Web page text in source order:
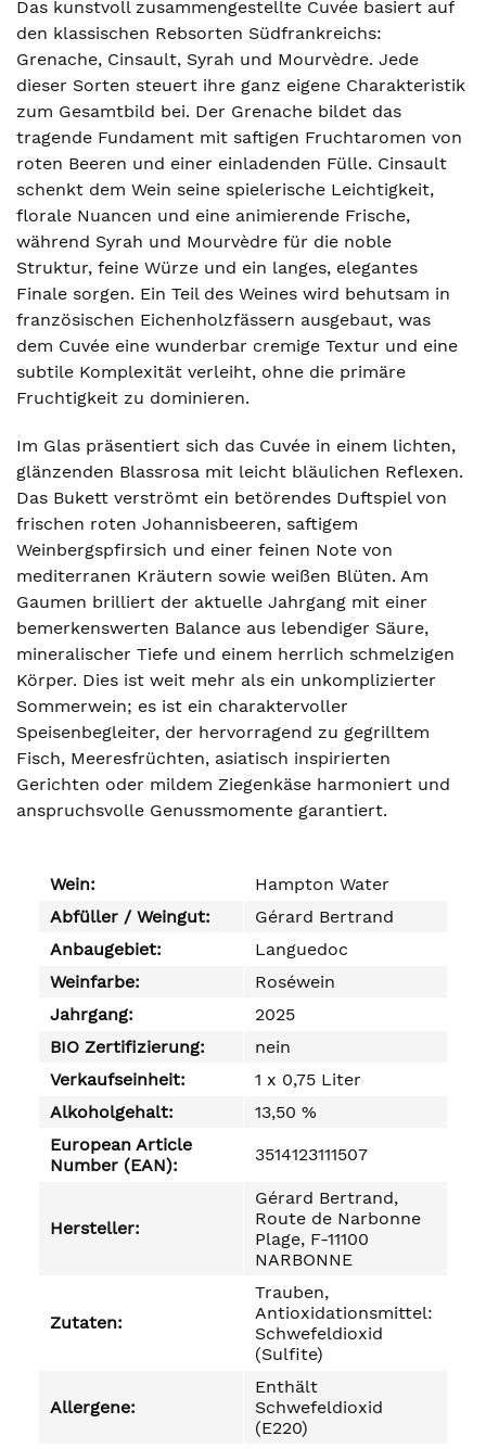
Das kunstvoll zusammengestellte Cuvée basiert auf
den klassischen Rebsorten Südfrankreichs:
Grenache, Cinsault, Syrah und Mourvèdre. Jede
dieser Sorten steuert ihre ganz eigene Charakteristik
zum Gesamtbild bei. Der Grenache bildet das
tragende Fundament mit saftigen Fruchtaromen von
roten Beeren und einer einladenden Fülle. Cinsault
schenkt dem Wein seine spielerische Leichtigkeit,
florale Nuancen und eine animierende Frische,
während Syrah und Mourvèdre für die noble
Struktur, feine Würze und ein langes, elegantes
Finale sorgen. Ein Teil des Weines wird behutsam in
französischen Eichenholzfässern ausgebaut, was
dem Cuvée eine wunderbar cremige Textur und eine
subtile Komplexität verleiht, ohne die primäre
Fruchtigkeit zu dominieren.
Im Glas präsentiert sich das Cuvée in einem lichten,
glänzenden Blassrosa mit leicht bläulichen Reflexen.
Das Bukett verströmt ein betörendes Duftspiel von
frischen roten Johannisbeeren, saftigem
Weinbergspfirsich und einer feinen Note von
mediterranen Kräutern sowie weißen Blüten. Am
Gaumen brilliert der aktuelle Jahrgang mit einer
bemerkenswerten Balance aus lebendiger Säure,
mineralischer Tiefe und einem herrlich schmelzigen
Körper. Dies ist weit mehr als ein unkomplizierter
Sommerwein; es ist ein charaktervoller
Speisenbegleiter, der hervorragend zu gegrilltem
Fisch, Meeresfrüchten, asiatisch inspirierten
Gerichten oder mildem Ziegenkäse harmoniert und
anspruchsvolle Genussmomente garantiert.
Wein:
Hampton Water
Abfüller / Weingut:
Gérard Bertrand
Anbaugebiet:
Languedoc
Weinfarbe:
Roséwein
Jahrgang:
2025
BIO Zertifizierung:
nein
Verkaufseinheit:
1 x 0,75 Liter
Alkoholgehalt:
13,50 %
European Article
Number (EAN):
3514123111507
Hersteller:
Gérard Bertrand,
Route de Narbonne
Plage, F-11100
NARBONNE
Zutaten:
Trauben,
Antioxidationsmittel:
Schwefeldioxid
(Sulfite)
Allergene:
Enthält
Schwefeldioxid
(E220)